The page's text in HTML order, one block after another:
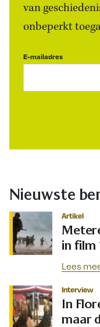
van
onbeperkt
E-mailadres
Nieuwste
Artikel
in film
Lees
Interview
In
maar